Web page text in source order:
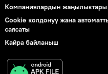
Компаниялардын жаңылыктары
Cookie колдонуу жана
саясаты
Кайра байланыш